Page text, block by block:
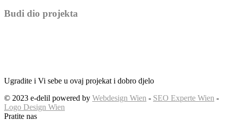
Budi dio projekta
Ugradite i Vi sebe u ovaj projekat i dobro djelo
© 2023 e-delil powered by Webdesign Wien - SEO Experte Wien -
Logo Design Wien
Pratite nas